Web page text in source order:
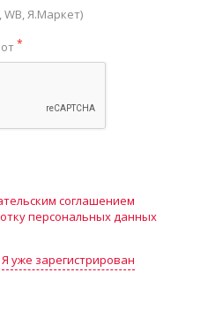
Я.Маркет)
*
соглашением
персональных данных
Я уже зарегистрирован